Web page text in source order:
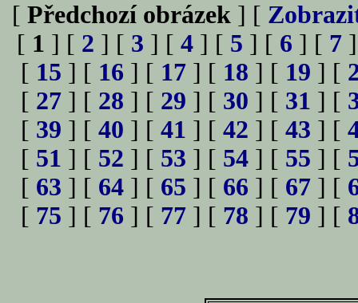
[ Předchozí obrázek ] [
[ 1 ] [ 2 ] [ 3 ] [ 4 ] [ 5 ] [ 6 ] [ 7
[ 15 ] [ 16 ] [ 17 ] [ 18 ] [ 19 ] [
[ 27 ] [ 28 ] [ 29 ] [ 30 ] [ 31 ] [
[ 39 ] [ 40 ] [ 41 ] [ 42 ] [ 43 ] [
[ 51 ] [ 52 ] [ 53 ] [ 54 ] [ 55 ] [
[ 63 ] [ 64 ] [ 65 ] [ 66 ] [ 67 ] [
[ 75 ] [ 76 ] [ 77 ] [ 78 ] [ 79 ] [